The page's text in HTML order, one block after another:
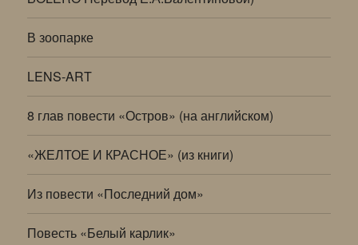
В зоопарке
LENS-ART
8 глав повести «Остров» (на английском)
«ЖЕЛТОЕ И КРАСНОЕ» (из книги)
Из повести «Последний дом»
Повесть «Белый карлик»